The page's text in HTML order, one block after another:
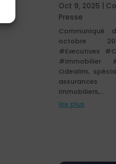
Oct 9, 2025 |
Presse
Communiqué
octobre
#Executives
#Immobilier
Odealim,
immobiliers,...
lire plus